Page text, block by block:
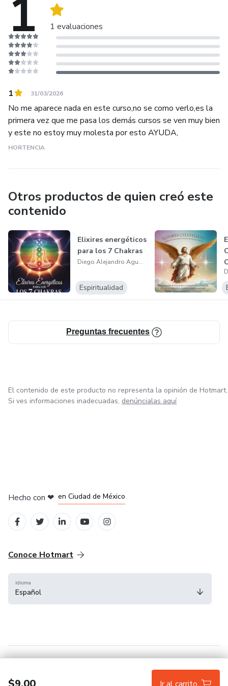
🎁 Y además… 4 BONOS EXCLUSIVOS:
Guía de Armonizadores para Cada Chakra
Recetas específicas para equilibrar cada uno de tus 7
centros energéticos.
Rituales energéticos alineados con las fases de la luna
para potenciar tus elixires.
Recetas para el amor propio, abundancia, protección, dormir
mejor, cortar lazos y más.
Negocio de Luz
Aprende cómo emprender y monetizar creando y
vendiendo armonizadores áuricos.
📚 Y como regalo final: Acceso a una biblioteca digital con
esencias y temas holísticos.
1 1 evaluaciones
1 31/03/2026
No me aparece nada en este curso,no se como verlo,es la
primera vez que me pasa los demás cursos se ven muy bien
y este no estoy muy molesta por esto AYUDA,
HORTENCIA
Otros productos de quien creó este
contenido
Elixires energéticos
para los 7 Chakras
Diego Alejandro Agudelo
Espiritualidad
Preguntas frecuentes
El contenido de este producto no representa la opinión de Hotmart.
Si ves informaciones inadecuadas, denúncialas aquí
Hecho con ❤ en Ciudad de México
Conoce Hotmart
Idioma
Español